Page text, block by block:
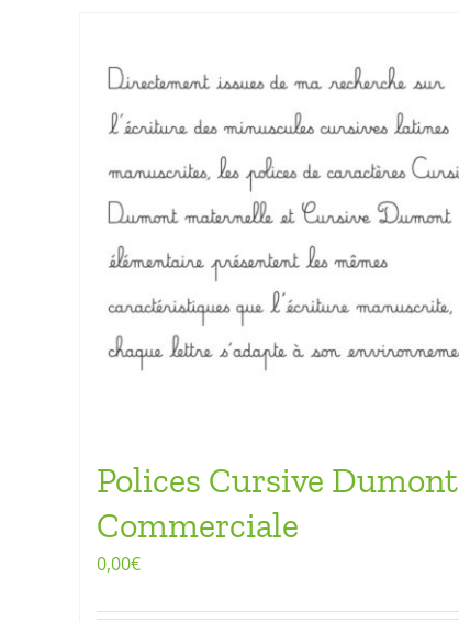
Polices Cursive Dumont
Commerciale
0,00€